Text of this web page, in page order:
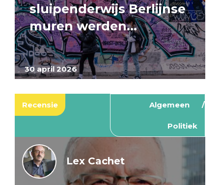
30 april 2026
sluipenderwijs Berlijnse
muren werden…
Recensie Algemeen
Politiek
Lex Cachet